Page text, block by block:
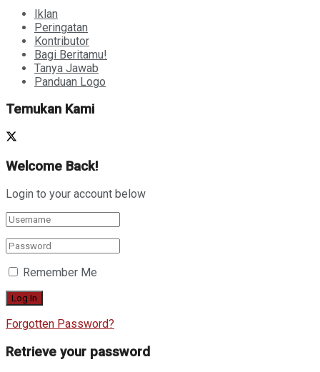
Iklan
Peringatan
Kontributor
Bagi Beritamu!
Tanya Jawab
Panduan Logo
Temukan Kami
Welcome Back!
Login to your account below
Remember Me
Forgotten Password?
Retrieve your password